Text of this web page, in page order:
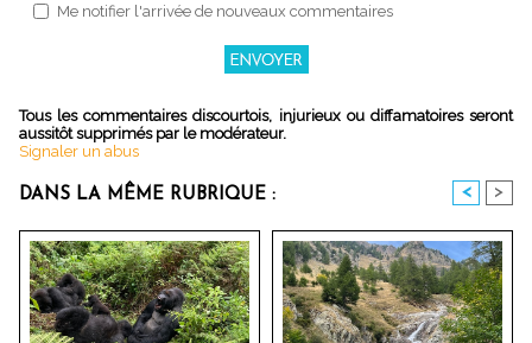
Me notifier l'arrivée de nouveaux commentaires
Tous les commentaires discourtois, injurieux ou diffamatoires seront
aussitôt supprimés par le modérateur.
Signaler un abus
DANS LA MÊME RUBRIQUE : < >